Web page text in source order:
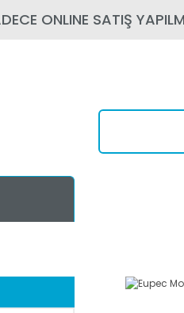
ONLINE SATIŞ